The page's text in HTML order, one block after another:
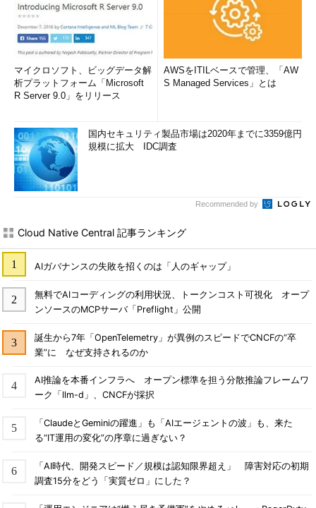
マイクロソフト、ビッグデータ解
析プラットフォーム「Microsoft
R Server 9.0」をリリース
AWSをITILベースで管理、「AW
S Managed Services」とは
国内セキュリティ製品市場は2020年までに3359億円
規模に拡大 IDC調査
Recommended by
Cloud Native Central 記事ランキング
AIガバナンスの失敗を招くのは「人のギャップ」
無料でAIコーディングの利用状況、トークンコスト可視化 オープ
ンソースのMCPサーバ「Preflight」公開
誕生から7年「OpenTelemetry」が異例のスピードでCNCFの“卒
業”に なぜ支持されるのか
AI推論を本番インフラへ オープン標準を担う分散推論フレームワ
ーク「llm-d」、CNCFが採択
「ClaudeとGeminiの躍進」も「AIエージェントの波」も、来た
る“IT運用の変化”の序章に過ぎない？
「AI時代、開発スピード／規模は認知限界超え」 障害対応の初期
調査15分をどう「実質ゼロ」にした？